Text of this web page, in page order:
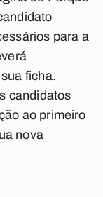
para a
ficha.
candidatos
ao primeiro
nova